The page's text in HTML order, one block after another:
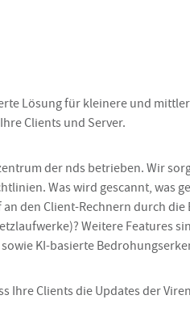
Lösung für kleinere und
Clients und Server.
der nds betrieben. Wir
Was wird gescannt, was
den Client-Rechnern durch
Weitere Features
KI-basierte
Ihre Clients die Updates der